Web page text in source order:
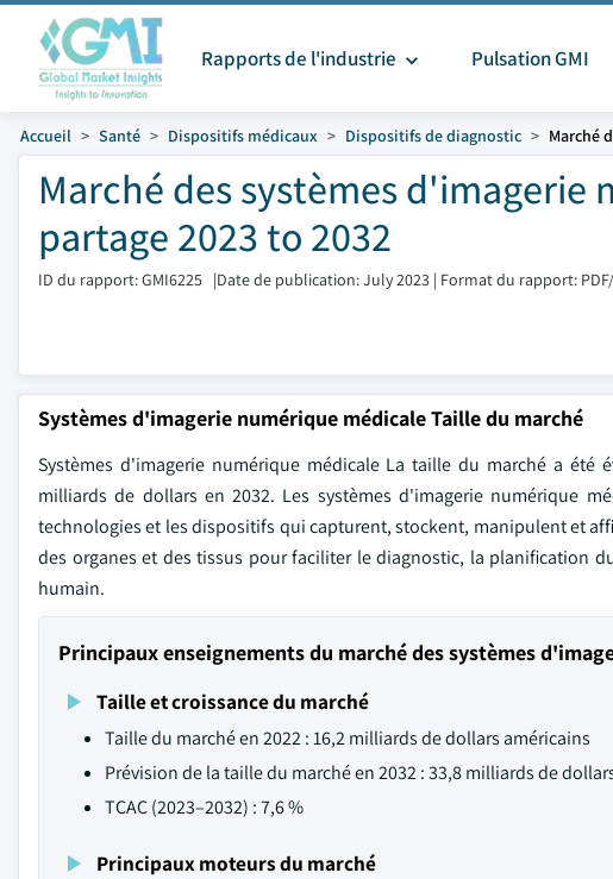
Rapports de l'industrie Pulsation GMI
Accueil Santé Dispositifs médicaux Dispositifs de diagnostic Marché
Marché des systèmes
partage 2023 to 2032
ID du rapport: GMI6225 |Date de publication: July 2023 | Format du rapport:
Systèmes d'imagerie numérique médicale Taille du marché
Systèmes d'imagerie numérique médicale La taille du marché a été
milliards de dollars en 2032. Les systèmes d'imagerie numérique
technologies et les dispositifs qui capturent, stockent, manipulent et
des organes et des tissus pour faciliter le diagnostic, la planification
humain.
Principaux enseignements du marché des systèmes
Taille et croissance du marché
Taille du marché en 2022 : 16,2 milliards de dollars américains
Prévision de la taille du marché en 2032 : 33,8 milliards de
TCAC (2023–2032) : 7,6 %
Principaux moteurs du marché